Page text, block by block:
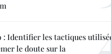
: Identifier les tactiques
le doute sur la